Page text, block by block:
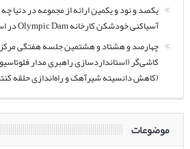
یکصد و نود و یکمین ارائه از مجموعه در دنیا
آسیاکنی خودشکن کارخانه Olympic Dam در استرالیا
چهارصد و هشتاد و هشتمین جلسه هفتگی مرکز
کاشی‌گر (استانداردسازی راهبری مدار
(کاهش دانسیته شیرآهک و راه‌اندازی حلقه
موضوعات